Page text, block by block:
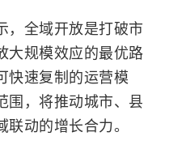
，全域开放是打破市
大规模效应的最优路
快速复制的运营模
围，将推动城市、县
动的增长合力。